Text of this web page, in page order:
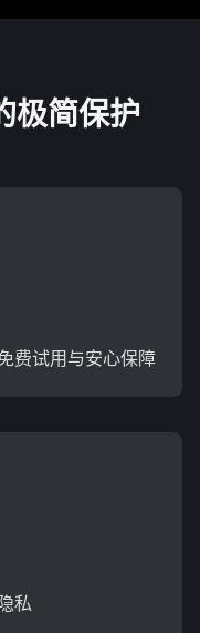
极简保护
费试用与安心保障
私